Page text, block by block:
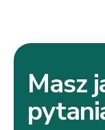
Masz